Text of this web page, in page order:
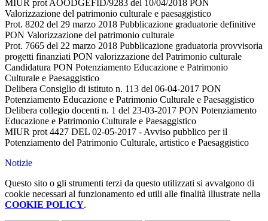
MIUR prot AOODGEFID/9283 del 10/04/2018 PON
Valorizzazione del patrimonio culturale e paesaggistico
Prot. 8202 del 29 marzo 2018 Pubblicazione graduatorie definitive
PON Valorizzazione del patrimonio culturale
Prot. 7665 del 22 marzo 2018 Pubblicazione graduatoria provvisoria
progetti finanziati PON valorizzazione del Patrimonio culturale
Candidatura PON Potenziamento Educazione e Patrimonio
Culturale e Paesaggistico
Delibera Consiglio di istituto n. 113 del 06-04-2017 PON
Potenziamento Educazione e Patrimonio Culturale e Paesaggistico
Delibera collegio docenti n. 1 del 23-03-2017 PON Potenziamento
Educazione e Patrimonio Culturale e Paesaggistico
MIUR prot 4427 DEL 02-05-2017 - Avviso pubblico per il
Potenziamento del Patrimonio Culturale, artistico e Paesaggistico
Notizie
Questo sito o gli strumenti terzi da questo utilizzati si avvalgono di
cookie necessari al funzionamento ed utili alle finalità illustrate nella
COOKIE POLICY.